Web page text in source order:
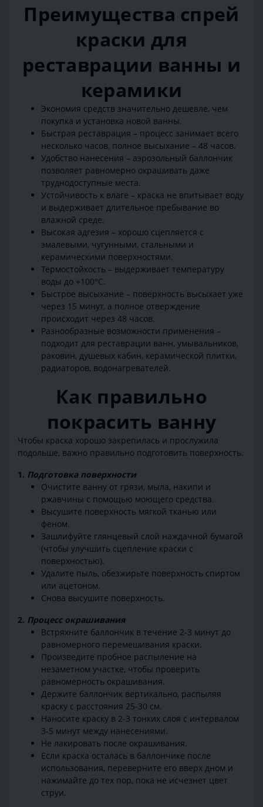
Преимущества спрей
краски для
реставрации ванны и
керамики
Экономия средств значительно дешевле, чем
покупка и установка новой ванны.
Быстрая реставрация – процесс занимает всего
несколько часов, полное высыхание – 48 часов.
Удобство нанесения – аэрозольный баллончик
позволяет равномерно окрашивать даже
труднодоступные места.
Устойчивость к влаге – краска не впитывает воду
и выдерживает длительное пребывание во
влажной среде.
Высокая адгезия – хорошо сцепляется с
эмалевыми, чугунными, стальными и
керамическими поверхностями.
Термостойкость – выдерживает температуру
воды до +100°C.
Быстрое высыхание – поверхность высыхает уже
через 15 минут, а полное отверждение
происходит через 48 часов.
Разнообразные возможности применения –
подходит для реставрации ванн, умывальников,
раковин, душевых кабин, керамической плитки,
радиаторов, водонагревателей.
Как правильно
покрасить ванну
Чтобы краска хорошо закрепилась и прослужила
подольше, важно правильно подготовить поверхность.
1. Подготовка поверхности
Очистите ванну от грязи, мыла, накипи и
ржавчины с помощью моющего средства.
Высушите поверхность мягкой тканью или
феном.
Зашлифуйте глянцевый слой наждачной бумагой
(чтобы улучшить сцепление краски с
поверхностью).
Удалите пыль, обезжирьте поверхность спиртом
или ацетоном.
Снова высушите поверхность.
2. Процесс окрашивания
Встряхните баллончик в течение 2-3 минут до
равномерного перемешивания краски.
Произведите пробное распыление на
незаметном участке, чтобы проверить
равномерность окрашивания.
Держите баллончик вертикально, распыляя
краску с расстояния 25-30 см.
Наносите краску в 2-3 тонких слоя с интервалом
3-5 минут между нанесениями.
Не лакировать после окрашивания.
Если краска осталась в баллончике после
использования, переверните его вверх дном и
нажимайте до тех пор, пока не исчезнет цвет
струи.